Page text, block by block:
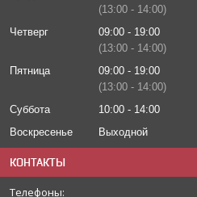
13:00
14:00
Четверг
09:00
19:00
13:00
14:00
Пятница
09:00
19:00
13:00
14:00
Суббота
10:00
14:00
Воскресенье
Выходной
КОНТАКТЫ